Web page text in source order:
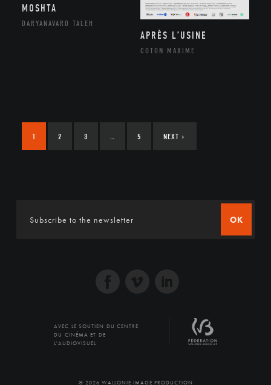
MOSHTA
DARYANAVARD TALEH
APRÈS L’USINE
COTON MAXIME
1 2 3 … 5 NEXT ›
OK
AVEC LE SOUTIEN DU CENTRE
DU CINÉMA ET DE
L'AUDIOVISUEL
© 2026 WALLONIE IMAGE PRODUCTION